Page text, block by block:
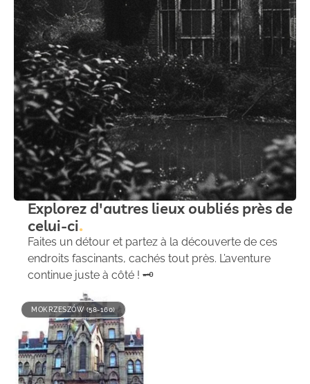
Explorez d'autres lieux oubliés près de
celui-ci
Faites un détour et partez à la découverte de ces
endroits fascinants, cachés tout près. L’aventure
continue juste à côté ! 🗝️
MOKRZESZÓW (58-160)